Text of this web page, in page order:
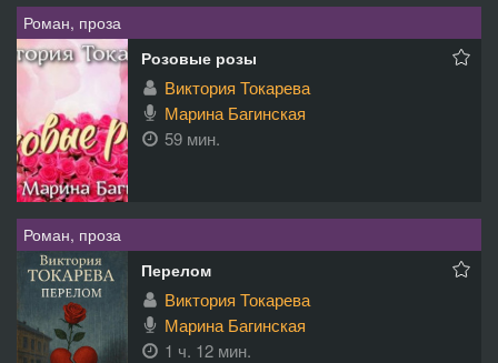
Роман, проза
Розовые розы
Виктория Токарева
Марина Багинская
59 мин.
Роман, проза
Перелом
Виктория Токарева
Марина Багинская
1 ч. 12 мин.